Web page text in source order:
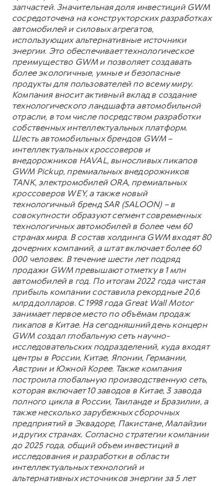
запчастей. Значительная доля инвестиций GWM
сосредоточена на конструкторских разработках
автомобилей и силовых агрегатов,
использующих альтернативные источники
энергии. Это обеспечивает технологическое
преимущество GWM и позволяет создавать
более экологичные, умные и безопасные
продукты для пользователей по всему миру.
Компания вносит активный вклад в создание
технологического ландшафта автомобильной
отрасли, в том числе посредством разработки
собственных интеллектуальных платформ.
Шесть автомобильных брендов GWM –
интеллектуальных кроссоверов и
внедорожников HAVAL, выносливых пикапов
GWM Pickup, премиальных внедорожников
TANK, электромобилей ORA, премиальных
кроссоверов WEY, а также новый
технологичный бренд SAR (SALOON) – в
совокупности образуют сегмент современных
технологичных автомобилей в более чем 60
странах мира. В состав холдинга GWM входят 80
дочерних компаний, а штат включает более 60
000 человек. В течение шести лет подряд
продажи GWM превышают отметку в 1 млн
автомобилей в год. По итогам 2022 года чистая
прибыль компании составила рекордные 20,6
млрд долларов. С 1998 года Great Wall Motor
занимает первое место по объёмам продаж
пикапов в Китае. На сегодняшний день концерн
GWM создал глобальную сеть научно-
исследовательских подразделений, куда входят
центры в России, Китае, Японии, Германии,
Австрии и Южной Корее. Также компания
построила глобальную производственную сеть,
которая включает 10 заводов в Китае, 3 завода
полного цикла в России, Таиланде и Бразилии, а
также несколько зарубежных сборочных
предприятий в Эквадоре, Пакистане, Малайзии
и других странах. Согласно стратегии компании
до 2025 года, общий объем инвестиций в
исследования и разработки в области
интеллектуальных технологий и
альтернативных источников энергии за 5 лет